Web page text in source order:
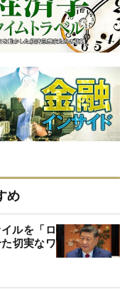
め
ルを「ロ
切実なワ